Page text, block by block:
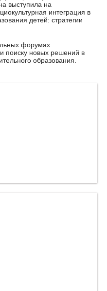
выступила на
интеграция в
детей: стратегии
форумах
поиску новых решений в
образования.